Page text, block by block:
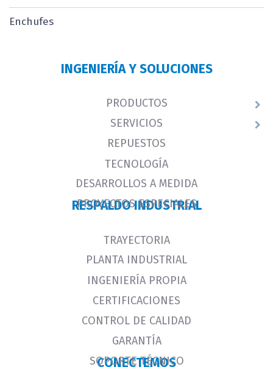
Enchufes
INGENIERÍA Y SOLUCIONES
PRODUCTOS
SERVICIOS
REPUESTOS
TECNOLOGÍA
DESARROLLOS A MEDIDA
PROYECTOS ESPECIALES
RESPALDO INDUSTRIAL
TRAYECTORIA
PLANTA INDUSTRIAL
INGENIERÍA PROPIA
CERTIFICACIONES
CONTROL DE CALIDAD
GARANTÍA
SOPORTE TÉCNICO
CONECTEMOS